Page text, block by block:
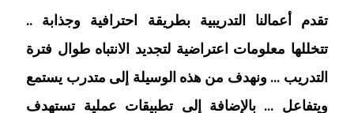
تقدم أعمالنا التدريبية بطريقة احترافية وجذابة ..
تتخللها معلومات اعتراضية لتجديد الانتباه طوال فترة
التدريب … ونهدف من هذه الوسيلة إلى متدرب يستمع
ويتفاعل … بالإضافة إلى تطبيقات عملية تستهدف